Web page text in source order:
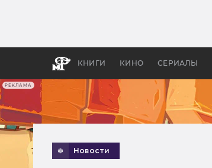
РЕКЛАМА
КНИГИ КИНО СЕРИАЛЫ
Новости